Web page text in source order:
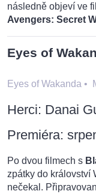
následně objeví ve
Avengers: Secret
Eyes of
Eyes of Wakanda •
Herci: Danai
Premiéra:
Po dvou filmech s
zpátky do království
nečekal.